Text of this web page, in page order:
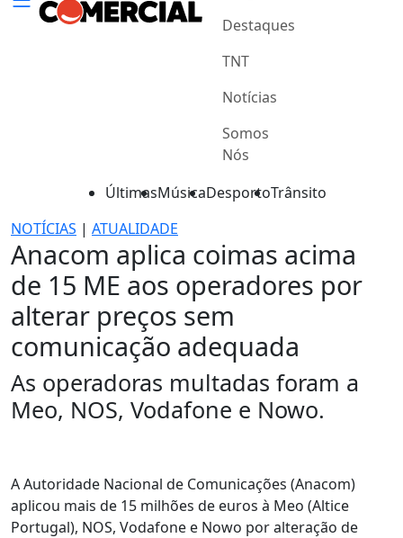
Destaques
TNT
Notícias
Somos
Nós
ÚltimasMúsicaDesportoTrânsito
NOTÍCIAS | ATUALIDADE
Anacom aplica coimas acima
de 15 ME aos operadores por
alterar preços sem
comunicação adequada
As operadoras multadas foram a
Meo, NOS, Vodafone e Nowo.
A Autoridade Nacional de Comunicações (Anacom)
aplicou mais de 15 milhões de euros à Meo (Altice
Portugal), NOS, Vodafone e Nowo por alteração de